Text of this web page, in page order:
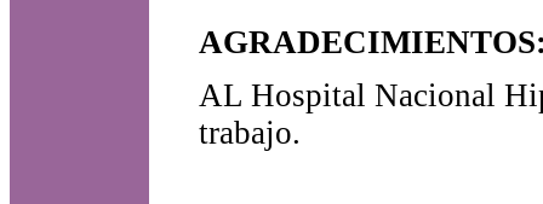
AL Hospital Nacional
trabajo.